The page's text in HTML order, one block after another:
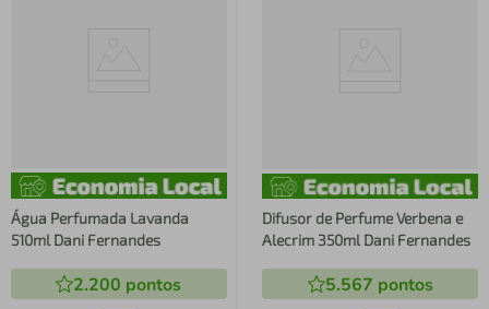
Água Perfumada Lavanda
510ml Dani Fernandes
2.200 pontos
Difusor de Perfume Verbena e
Alecrim 350ml Dani Fernandes
5.567 pontos